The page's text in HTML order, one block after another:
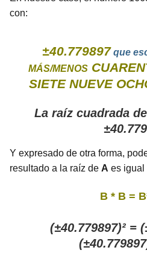
con:
±40.779897que
MÁS/MENOS
SIETE NUEVE
La raíz cuadrada
Y expresado de otra forma,
resultado a la raíz de A es igual
B * B =
(±40.779897)² =